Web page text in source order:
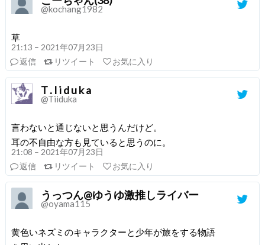
@kochang1982
草
21:13 – 2021年07月23日
返信
リツイート お気に入り
T . I i d u k a
@Tiiduka
言わないと通じないと思うんだけど。
耳の不自由な方も見ていると思うのに。
21:08 – 2021年07月23日
返信
リツイート お気に入り
うっつん@ゆうゆ激推しライバー
@oyama115
黄色いネズミのキャラクターと少年が旅をする物語